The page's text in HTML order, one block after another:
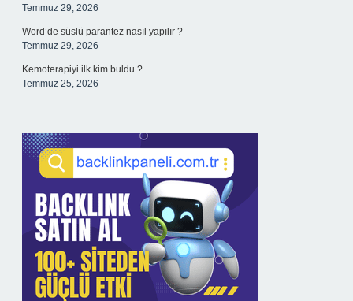
Temmuz 29, 2026
Word’de süslü parantez nasıl yapılır ?
Temmuz 29, 2026
Kemoterapiyi ilk kim buldu ?
Temmuz 25, 2026